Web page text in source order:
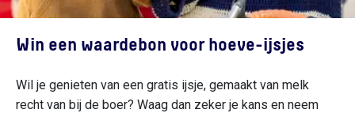
Cookies wijzigen
Win een waardebon voor hoeve-ijsjes
Wil je genieten van een gratis ijsje, gemaakt van melk
recht van bij de boer? Waag dan zeker je kans en neem